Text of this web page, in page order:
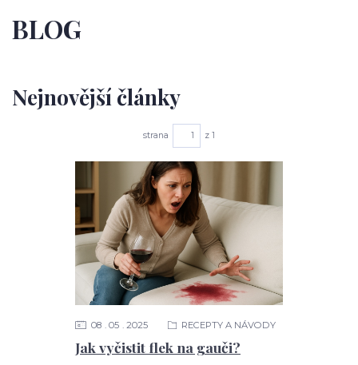
BLOG
Nejnovější články
strana z 1
Jak vyčistit flek na gauči?
08 05 2025 RECEPTY A NÁVODY